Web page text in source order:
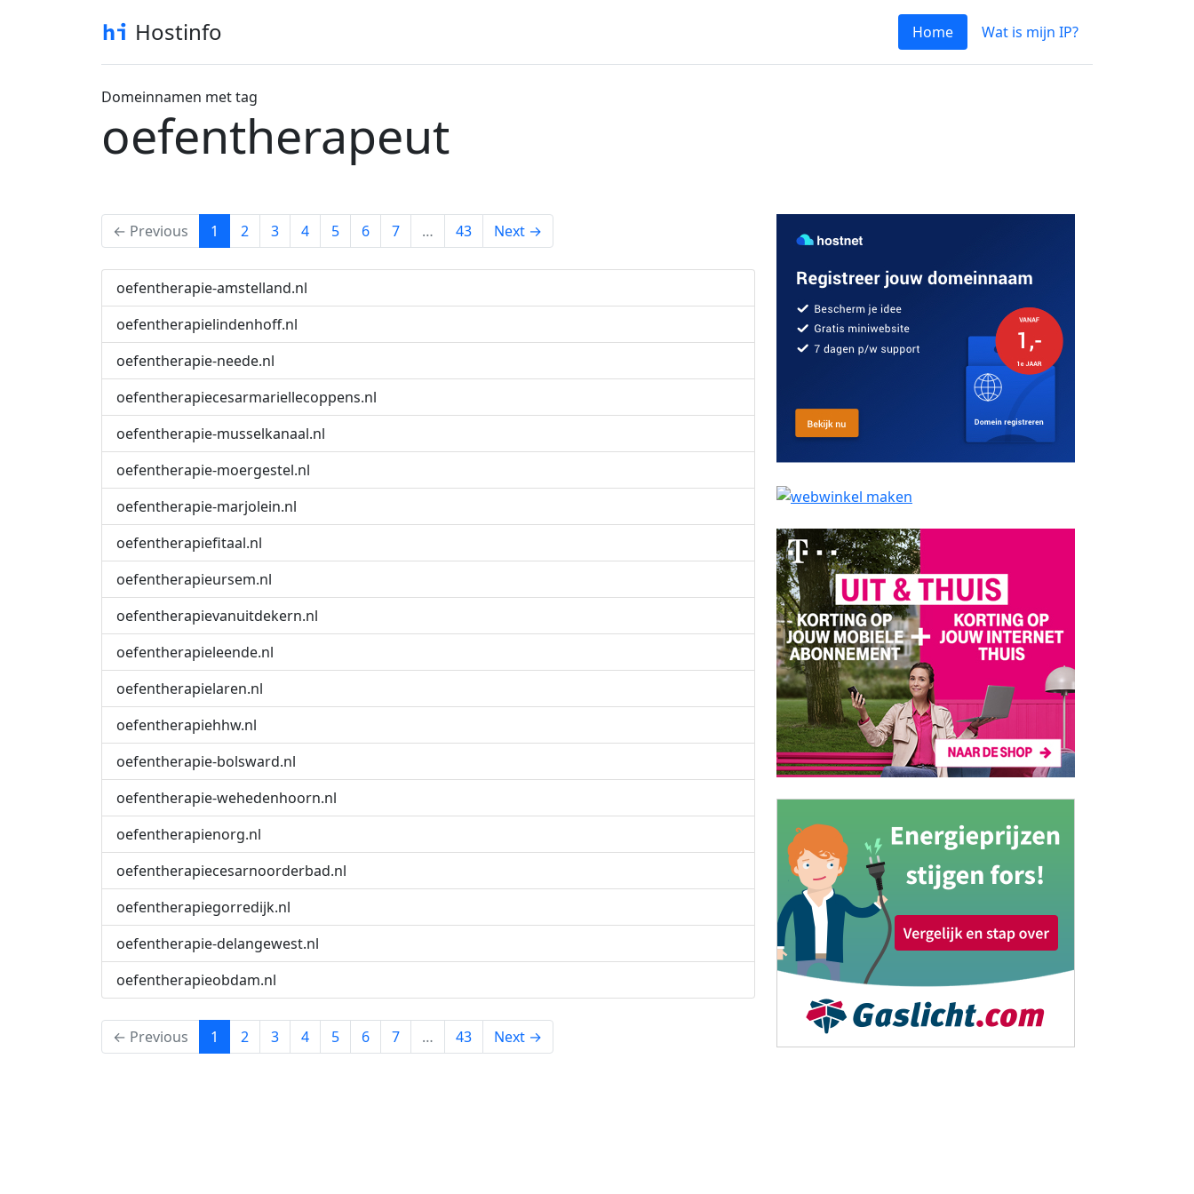
Hostinfo Home Wat is mijn IP?
Domeinnamen met tag
oefentherapeut
← Previous 1 (current)
2 3 4 5 6 7 … 43 Next →
oefentherapie-amstelland.nl
oefentherapielindenhoff.nl
oefentherapie-neede.nl
oefentherapiecesarmariellecoppens.nl
oefentherapie-musselkanaal.nl
oefentherapie-moergestel.nl
oefentherapie-marjolein.nl
oefentherapiefitaal.nl
oefentherapieursem.nl
oefentherapievanuitdekern.nl
oefentherapieleende.nl
oefentherapielaren.nl
oefentherapiehhw.nl
oefentherapie-bolsward.nl
oefentherapie-wehedenhoorn.nl
oefentherapienorg.nl
oefentherapiecesarnoorderbad.nl
oefentherapiegorredijk.nl
oefentherapie-delangewest.nl
oefentherapieobdam.nl
← Previous 1 (current)
2 3 4 5 6 7 … 43 Next →